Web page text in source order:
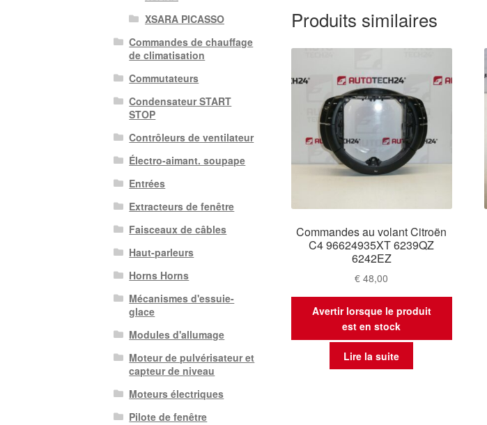
Produits similaires
Commandes au volant Citroën
C4 96624935XT 6239QZ
6242EZ
€ 48,00
Avertir lorsque le produit
est en stock
Lire la suite
XSARA PICASSO
Commandes de chauffage
de climatisation
Commutateurs
Condensateur START
STOP
Contrôleurs de ventilateur
Électro-aimant. soupape
Entrées
Extracteurs de fenêtre
Faisceaux de câbles
Haut-parleurs
Horns Horns
Mécanismes d'essuie-
glace
Modules d'allumage
Moteur de pulvérisateur et
capteur de niveau
Moteurs électriques
Pilote de fenêtre